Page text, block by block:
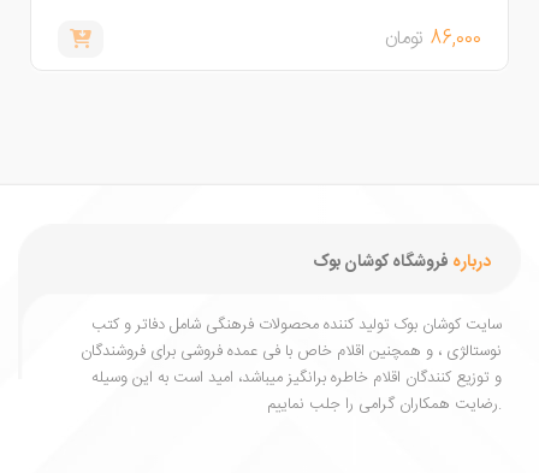
86,000تومان
فروشگاه کوشان بوک
کوشان بوک تولید کننده محصولات فرهنگی شامل دفاتر و کتب
، و همچنین اقلام خاص با فی عمده فروشی برای فروشندگان
کنندگان اقلام خاطره برانگیز میباشد، امید است به این وسیله